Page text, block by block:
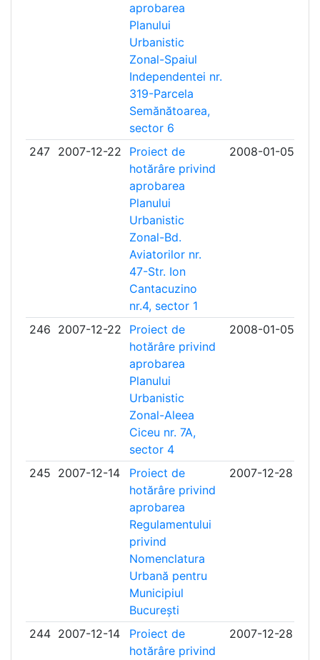
aprobarea
Planului
Urbanistic
Zonal-Spaiul
Independentei nr.
319-Parcela
Semănătoarea,
sector 6
247 2007-12-22
Proiect de
hotărâre privind
aprobarea
Planului
Urbanistic
Zonal-Bd.
Aviatorilor nr.
47-Str. Ion
Cantacuzino
nr.4, sector 1
2008-01-05
246 2007-12-22
Proiect de
hotărâre privind
aprobarea
Planului
Urbanistic
Zonal-Aleea
Ciceu nr. 7A,
sector 4
2008-01-05
245 2007-12-14
Proiect de
hotărâre privind
aprobarea
Regulamentului
privind
Nomenclatura
Urbană pentru
Municipiul
București
2007-12-28
244 2007-12-14
Proiect de
hotărâre privind
2007-12-28